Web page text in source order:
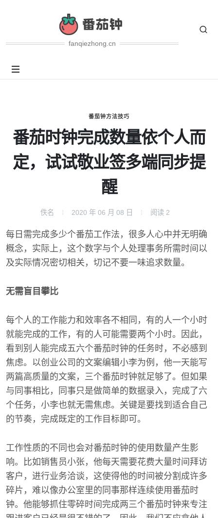
fanqiezhong.cn
番茄钟方法技巧
番茄时钟完成数量依个人而
定，试试敬业签多端同步提
醒
佚名 2020 年 06 月 08 日 阅读 2
每日需完成多少个番茄工作法，很多人心中并无明确
概念，实际上，这个数字与个人处理事务所需时间以
及实际情况密切相关，切记不要一味追求数量。
无需盲目攀比
每个人的工作能力和效率各不相同，有的人一个小时
就能完成的工作，有的人可能需要两个小时。因此，
看到别人能完成五六个番茄时钟的任务时，不必感到
焦虑。以创业公司的文案编辑小李为例，他一天能写
两篇高质量的文案，三个番茄时钟就足够了。但如果
与同事相比，同事只是做简单的数据录入，完成了六
个任务，小李也就无需焦虑。关键是要找到适合自己
的节奏，完成既定的工作目标即可。
工作性质的不同也会对番茄时钟的使用数量产生影
响。比如销售员小张，他每天需要花费大量时间拜访
客户，进行业务洽谈，这使得他的时间被分割成许多
碎片，难以像办公室里的同事那样连续使用番茄时
钟。他能够抓住零碎时间完成两三个番茄时钟来专注